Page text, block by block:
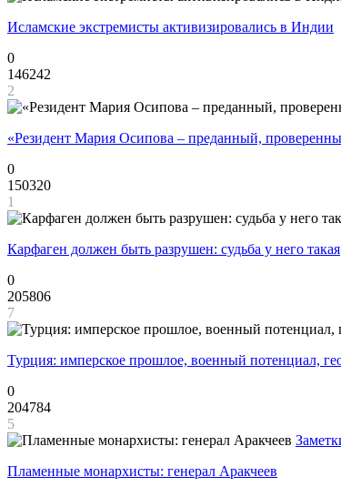
Исламские экстремисты активизировались в Индии
0
146242
2
«Резидент Мария Осипова – преданный,
0
150320
1
Карфаген должен быть разрушен: судьба у него такая
0
205806
7
Турция: имперское прошлое, военный потенциал,
0
204784
5
Пламенные монархисты: генерал Аракчеев